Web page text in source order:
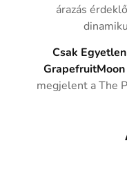
árazás
Csak
GrapefruitMoon
megjelent a The